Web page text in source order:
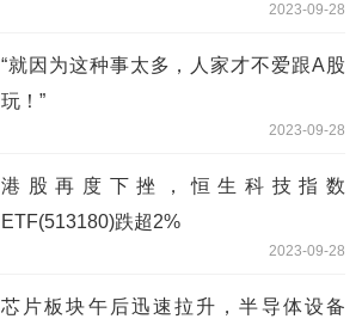
2023-09-28
“就因为这种事太多，人家才不爱跟A股
玩！”
2023-09-28
港股再度下挫，恒生科技指数
ETF(513180)跌超2%
2023-09-28
芯片板块午后迅速拉升，半导体设备